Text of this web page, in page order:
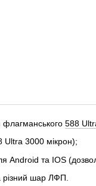
588
Ultra 3000 мікрон);
Android та IOS
різний шар ЛФП.